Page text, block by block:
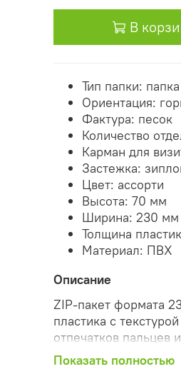
В
Тип папки:
Ориентация:
Фактура: песок
Количество
Карман для
Застежка:
Цвет: ассорти
Высота: 70 мм
Ширина: 230 мм
Толщина
Материал: ПВХ
Описание
ZIP-пакет формата
пластика с
отпечатков пальцев
транспортировки
ассорти:
Показать полностью